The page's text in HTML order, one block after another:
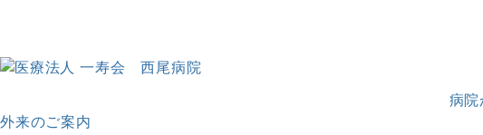
病院
外来のご案内